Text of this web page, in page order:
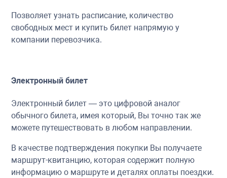
Позволяет узнать расписание, количество
свободных мест и купить билет напрямую у
компании перевозчика.
Электронный билет
Электронный билет — это цифровой аналог
обычного билета, имея который, Вы точно так же
можете путешествовать в любом направлении.
В качестве подтверждения покупки Вы получаете
маршрут-квитанцию, которая содержит полную
информацию о маршруте и деталях оплаты поездки.